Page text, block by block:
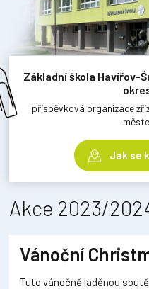
Základní škola Havířov-
příspěvková organizace
Jak se
Akce 2023/
Vánoční
Tuto vánočně laděnou